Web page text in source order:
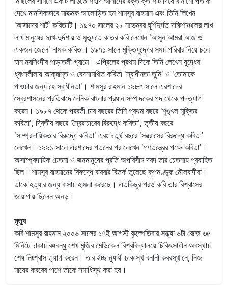
দেখে মানসিকভাবে মারাত্মক আলোড়িত হন শামসুর রাহমান এবং তিনি লিখেন
'আসাদের শার্ট' কবিতাটি। ১৯৭০ সালের ২৮ নভেম্বর ঘূর্ণিদুর্গত দক্ষিণাঞ্চলের লাখ
লাখ মানুষের দুঃখ-দুর্দশায় ও মৃত্যুতে কাতর কবি লেখেন 'আসুন আমরা আজ ও
একজন জেলে' নামক কবিতা। ১৯৭১ সালে মুক্তিযুদ্ধের সময় পরিবার নিয়ে চলে
যান নরসিংদীর পাড়াতলী গ্রামে। এপ্রিলের প্রথম দিকে তিনি লেখেন যুদ্ধের
ধ্বংসলীলায় আক্রান্ত ও বেদনামথিত কবিতা 'স্বাধীনতা তুমি' ও 'তোমাকে
পাওয়ার জন্য হে স্বাধীনতা'। শামসুর রাহমান ১৯৮৭ সালে এরশাদের
স্বৈরশাসনের প্রতিবাদে দৈনিক বাংলার প্রধান সম্পাদকের পদ থেকে পদত্যাগ
করেন। ১৯৮৭ থেকে পরবর্তী চার বছরের তিনি প্রথম বছরে 'শৃঙ্খল মুক্তির
কবিতা', দ্বিতীয় বছরে 'স্বৈরাচারের বিরুদ্ধে কবিতা', তৃতীয় বছরে
'সাম্প্রদায়িকতার বিরুদ্ধে কবিতা' এবং চতুর্থ বছরে 'সন্ত্রাসের বিরুদ্ধে কবিতা'
লেখেন। ১৯৯১ সালে এরশাদের পতনের পর লেখেন 'গণতন্ত্রের পক্ষে কবিতা'।
অসাম্প্রদায়িক চেতনা ও জনমানুষের প্রতি অপরিসীম দরদ তার চেতনায় প্রবাহিত
ছিল। শামসুর রাহমানের বিরুদ্ধে বারবার বিতর্ক তুলেছে কূপমণ্ডূক মৌলবাদীরা।
তাকে হত্যার জন্য বাসায় হামলা করেছে। এতকিছুর পরও কবি তার বিশ্বাসের
জায়াগায় ছিলেন অনড়।
মৃত্যু
কবি শামসুর রাহমান ২০০৬ সালের ১৭ই আগস্ট বৃহস্পতিবার সন্ধ্যা ৬টা বেজে ৩৫
মিনিটে ঢাকায় বঙ্গবন্ধু শেখ মুজিব মেডিকেল বিশ্ববিদ্যালয়ে চিকিৎসাধীন অবস্থায়
শেষ নিঃশ্বাস ত্যাগ করেন। তার ইচ্ছানুযায়ী ঢাকাস্থ বনানী কবরস্থানে, নিজ
মায়ের কবরের পাশে তাকে সমাধিস্থ করা হয়।